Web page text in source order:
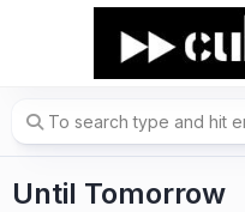
Until Tomorrow